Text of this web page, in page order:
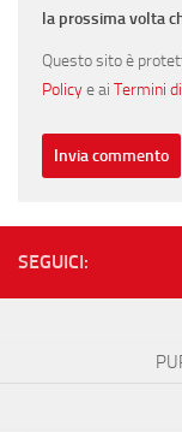
la prossima volta
Questo sito è
Policye ai Termini
SEGUICI: